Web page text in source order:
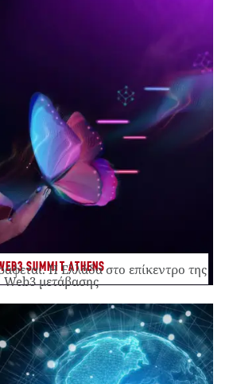
SUMMIT ATHENS
Η Ελλάδα στο επίκεντρο της
Web3 μετάβασης